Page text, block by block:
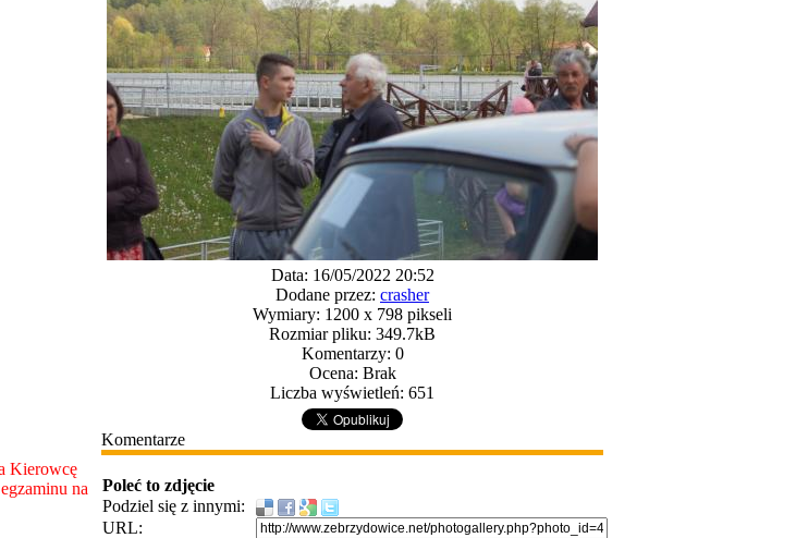
Kierowcę
na
Data: 16/05/2022 20:52
Dodane przez: crasher
Wymiary: 1200 x 798 pikseli
Rozmiar pliku: 349.7kB
Komentarzy: 0
Ocena: Brak
Liczba wyświetleń: 651
Komentarze
Poleć to zdjęcie
Podziel się z innymi:
URL: